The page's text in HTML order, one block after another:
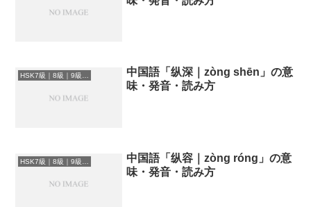
中国語「纵深｜zòng shēn」の意
味・発音・読み方
中国語「纵容｜zòng róng」の意
味・発音・読み方